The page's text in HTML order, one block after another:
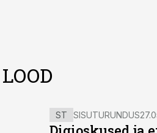
ST SISUTURUNDUS